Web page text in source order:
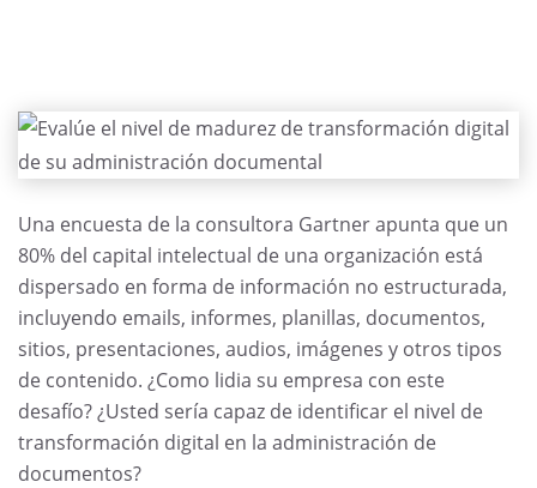
Una encuesta de la consultora Gartner apunta que un
80% del capital intelectual de una organización está
dispersado en forma de información no estructurada,
incluyendo emails, informes, planillas, documentos,
sitios, presentaciones, audios, imágenes y otros tipos
de contenido. ¿Como lidia su empresa con este
desafío? ¿Usted sería capaz de identificar el nivel de
transformación digital en la administración de
documentos?